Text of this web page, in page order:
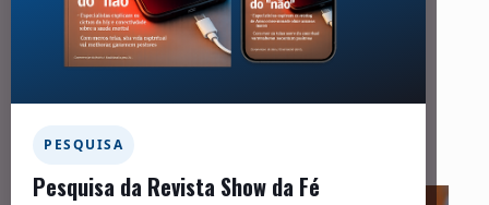
PESQUISA
Pesquisa da Revista Show da Fé
15/09/2025